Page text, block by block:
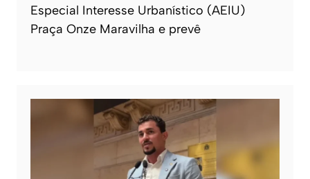
Especial Interesse Urbanístico (AEIU)
Praça Onze Maravilha e prevê